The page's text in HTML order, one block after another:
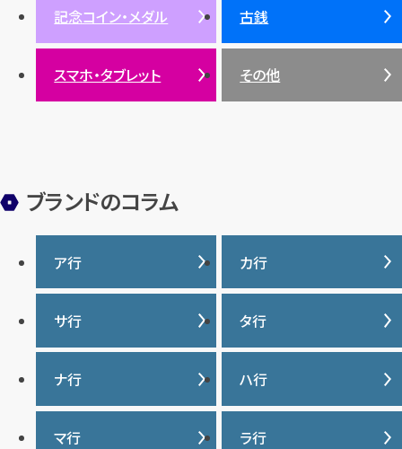
パール
サンゴ
ヒスイ
記念コイン・メダル 古銭
スマホ・タブレット その他
ブランドのコラム
ア行
IWC
ヴァシュロンコンスタンタ
ン
ウブロ
エルメス
カ行
カナダグース
カルティエ
グッチ
クロムハーツ
サ行
サマンサタバサ
ジーショック
ジャガー・ルクルト
タ行
タグ・ホイヤー
ディオール
ティファニー
ナ行
ナイキ
ハ行
バーバリー
マ行 ラ行